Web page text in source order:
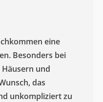
eine
Besonders bei
und
das
unkompliziert zu